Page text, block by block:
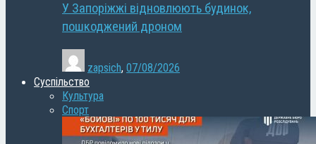
У Запоріжжі відновлюють будинок,
пошкоджений дроном
zapsich, 07/08/2026
Суспільство
Культура
Спорт